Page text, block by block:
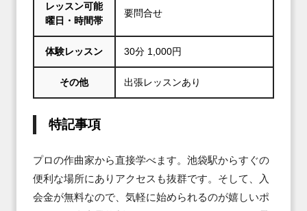
レッスン可能
曜日・時間帯
要問合せ
体験レッスン 30分 1,000円
その他 出張レッスンあり
特記事項
プロの作曲家から直接学べます。池袋駅からすぐの
便利な場所にありアクセスも抜群です。そして、入
会金が無料なので、気軽に始められるのが嬉しいポ